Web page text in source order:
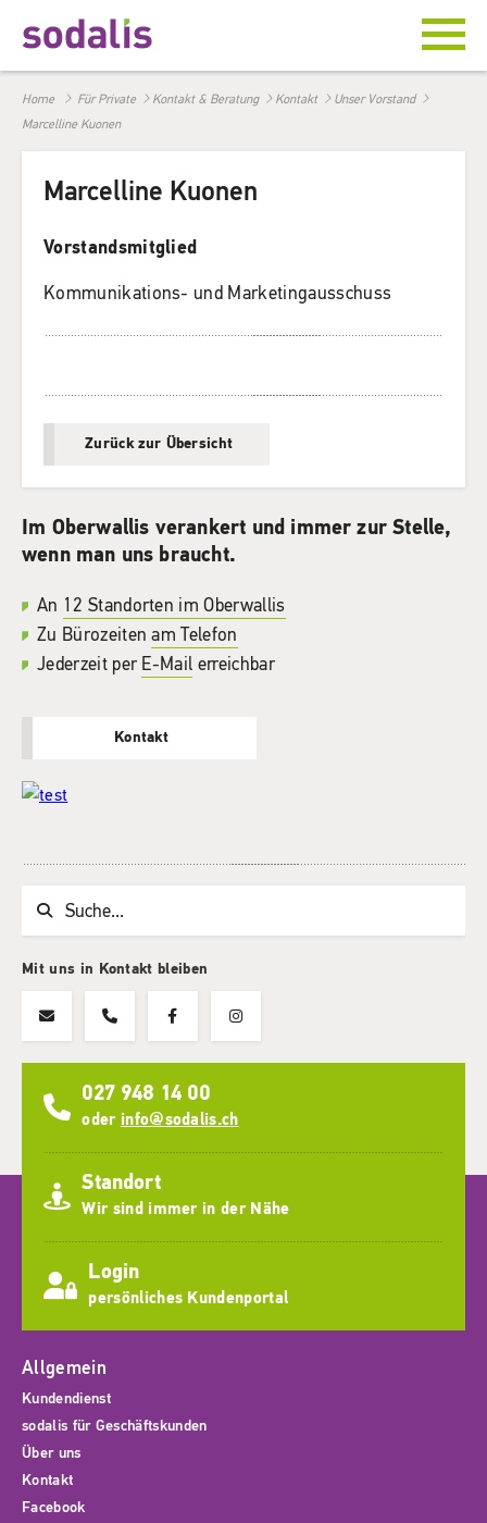
Home Für Private Kontakt & Beratung Kontakt
Unser Vorstand
Marcelline Kuonen
Marcelline Kuonen
Vorstandsmitglied
Kommunikations- und Marketingausschuss
Zurück zur Übersicht
Im Oberwallis verankert und immer zur Stelle,
wenn man uns braucht.
An 12 Standorten im Oberwallis
Zu Bürozeitenam Telefon
Jederzeit per E-Mail erreichbar
Kontakt
Suchwort
Mit uns in Kontakt bleiben
027 948 14 00
oder info@sodalis.ch
Standort
Wir sind immer in der Nähe
Login
persönliches Kundenportal
Allgemein
Kundendienst
sodalis für Geschäftskunden
Über uns
Kontakt
Facebook